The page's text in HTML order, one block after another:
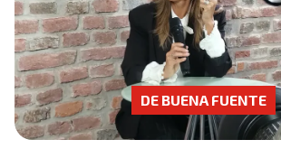
DE BUENA FUENTE